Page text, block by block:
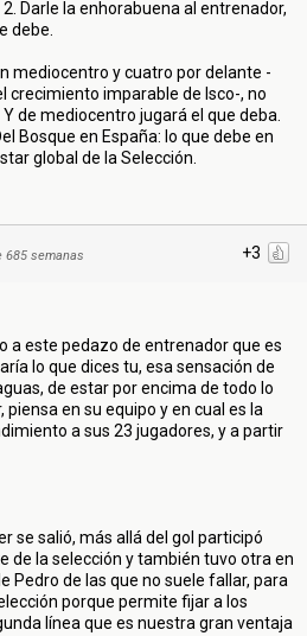
Darle la enhorabuena al entrenador,
debe.
mediocentro y cuatro por delante -
crecimiento imparable de Isco-, no
de mediocentro jugará el que deba.
Bosque en España: lo que debe en
global de la Selección.
+3
685 semanas
a este pedazo de entrenador que es
lo que dices tu, esa sensación de
de estar por encima de todo lo
en su equipo y en cual es la
a sus 23 jugadores, y a partir
se salió, más allá del gol participó
de la selección y también tuvo otra en
Pedro de las que no suele fallar, para
porque permite fijar a los
línea que es nuestra gran ventaja